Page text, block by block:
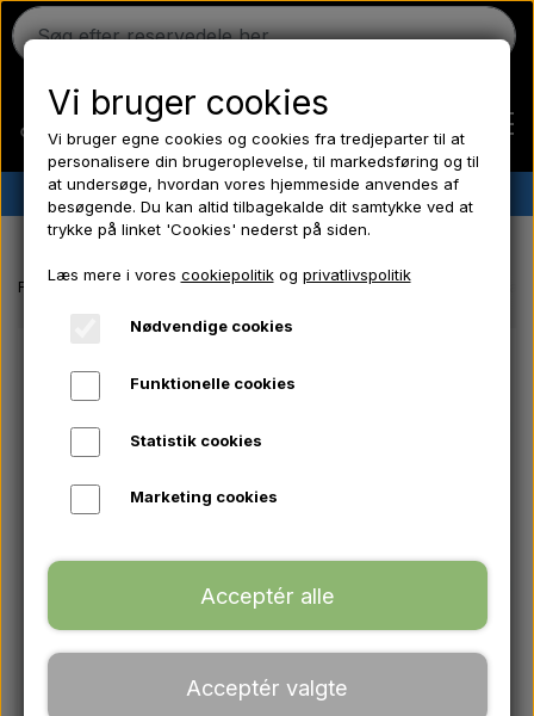
Ferguson
Massey Ferguson
Trækbomme - Topstænger mv.
Traktordæk
✔︎ Dansk lager✔︎ Hurtig levering ✔︎ Lave priser
Forside Ford traktor reservedele Gearkasse -
Vi bruger cookies
Vi bruger egne cookies og cookies fra tredjeparter til at
personalisere din brugeroplevelse, til markedsføring og til
at undersøge, hvordan vores hjemmeside anvendes af
besøgende. Du kan altid tilbagekalde dit samtykke ved at
trykke på linket 'Cookies' nederst på siden.
Læs mere i vores cookiepolitikog privatlivspolitik
Nødvendige cookies
Funktionelle cookies
Statistik cookies
Marketing cookies
Acceptér alle
Acceptér valgte